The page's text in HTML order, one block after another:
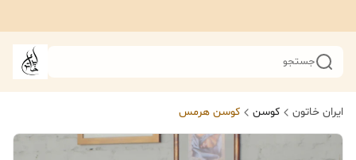
جستجو
ایران خاتون کوسن کوسن هرمس